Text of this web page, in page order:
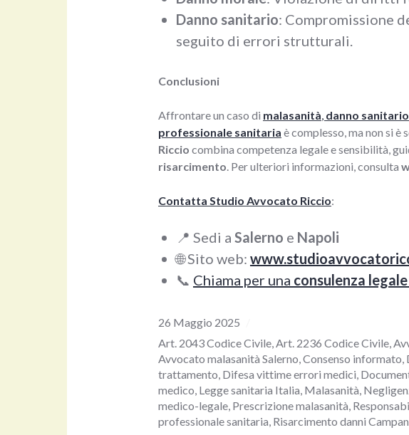
Danno sanitario: Compromissione
seguito di errori strutturali.
Conclusioni
Affrontare un caso di malasanità, danno sanitario
professionale sanitaria è complesso, ma non si è
Riccio combina competenza legale e sensibilità,
risarcimento. Per ulteriori informazioni, consulta
Contatta Studio Avvocato Riccio:
📍 Sedi a Salerno e Napoli
🌐 Sito web:
📞 Chiama per una consulenza
26 Maggio 2025
Art. 2043 Codice Civile,Art. 2236 Codice Civile,
Avvocato malasanità Salerno,Consenso informato,
trattamento, Difesa vittime errori medici,
medico, Legge sanitaria Italia, Malasanità,
medico-legale, Prescrizione malasanità,
professionale sanitaria, Risarcimento danni